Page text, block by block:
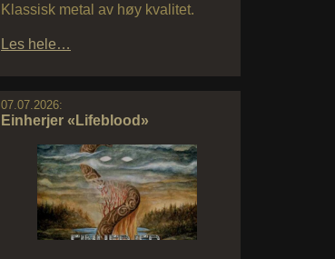
Klassisk metal av høy kvalitet.
Les hele…
07.07.2026:
Einherjer «Lifeblood»